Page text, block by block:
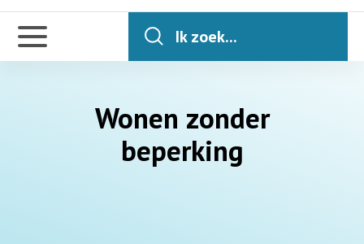
Handige
links
Ik zoek...
Wonen zonder
beperking